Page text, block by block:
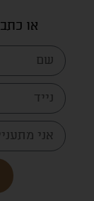
או